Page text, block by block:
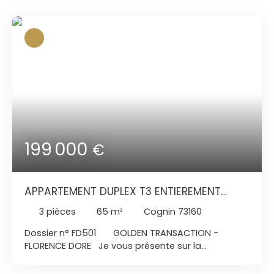
199 000€
APPARTEMENT DUPLEX T3 ENTIEREMENT
REFAIT A NEUF AVEC GARAGE ET CAVE
3 pièces 65 m²
Cognin 73160
Dossier n° FD501 GOLDEN TRANSACTION -
FLORENCE DORE Je vous présente sur la